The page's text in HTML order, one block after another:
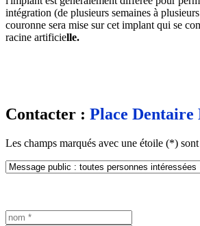
intégration (de plusieurs semaines à
couronne sera mise sur cet implant qui se
racine artificielle.
Contacter : Place Dentaire
Les champs marqués avec une étoile (*)